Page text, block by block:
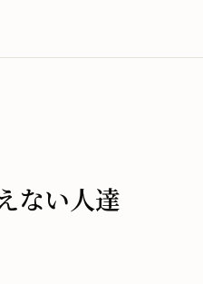
ない人達